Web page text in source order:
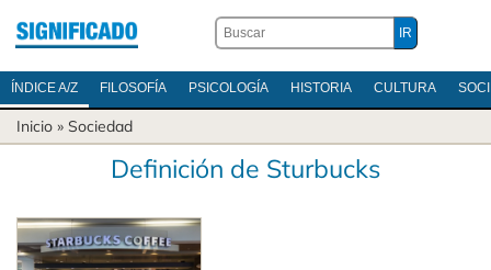
ÍNDICE A/Z FILOSOFÍA PSICOLOGÍA HISTORIA CULTURA
Inicio » Sociedad
Definición de Sturbucks